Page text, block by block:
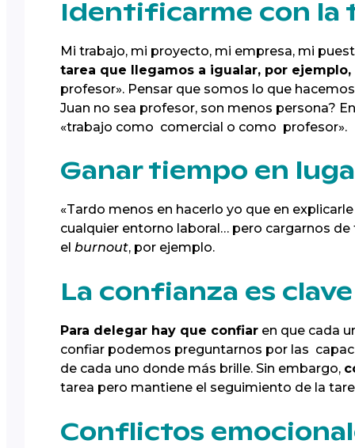
Identificarme con la
Mi trabajo, mi proyecto, mi empresa, mi
tarea que llegamos a igualar, por
profesor». Pensar que somos lo que
Juan no sea profesor, son menos persona?
«trabajo como comercial o como profesor».
Ganar tiempo en
«Tardo menos en hacerlo yo que en
cualquier entorno laboral… pero cargarnos
el burnout, por ejemplo.
La confianza es clave
Para delegar hay que confiar en que cada
confiar podemos preguntarnos por las
de cada uno donde más brille. Sin embargo,
tarea pero mantiene el seguimiento de la
Conflictos